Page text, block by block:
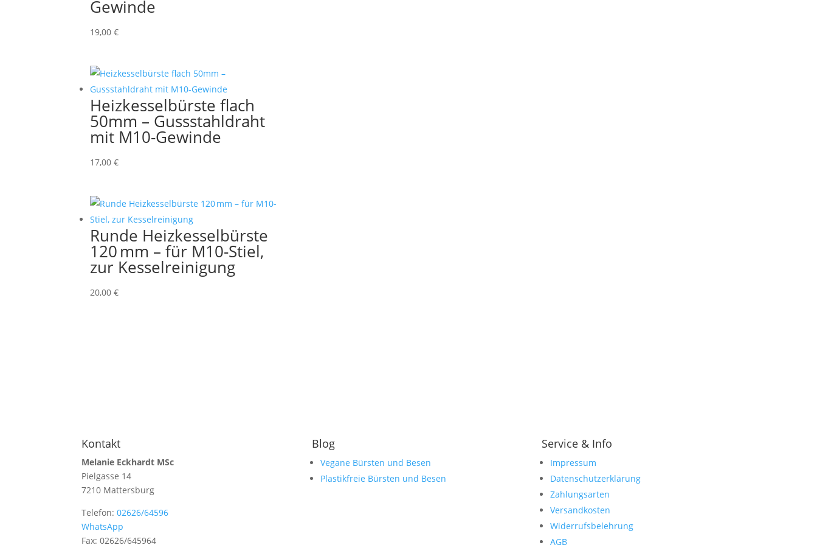
Gewinde
19,00€
Heizkesselbürste flach
50mm – Gussstahldraht
mit M10-Gewinde
17,00€
Runde Heizkesselbürste
120 mm – für M10-Stiel,
zur Kesselreinigung
20,00€
Kontakt
Melanie Eckhardt MSc
Pielgasse 14
7210 Mattersburg
Telefon:02626/64596
WhatsApp
Fax: 02626/645964
Blog
Vegane Bürsten und Besen
Plastikfreie Bürsten und Besen
Service & Info
Impressum
Datenschutzerklärung
Zahlungsarten
Versandkosten
Widerrufsbelehrung
AGB